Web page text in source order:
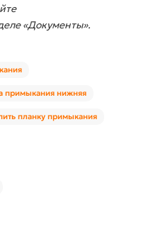
«Документы».
примыкания нижняя
планку примыкания